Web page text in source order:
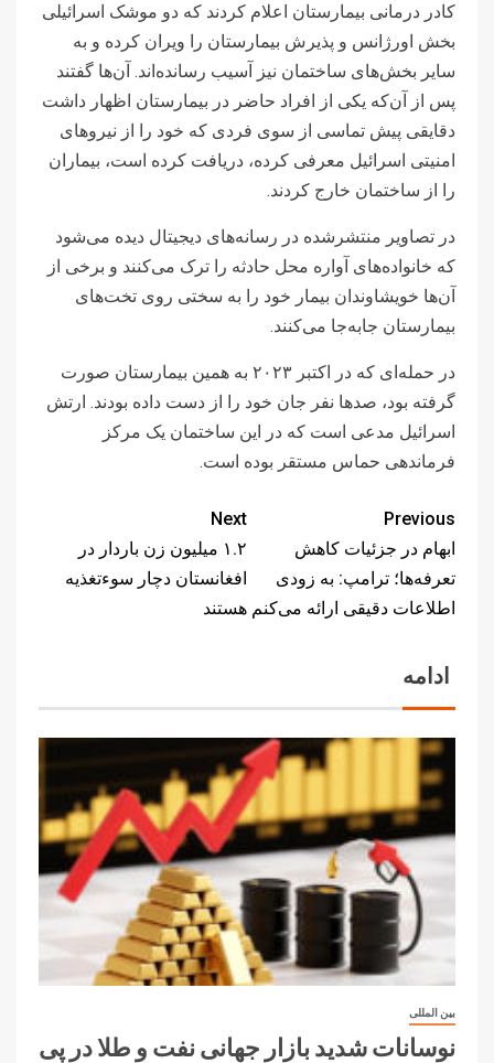
کادر درمانی بیمارستان اعلام کردند که دو موشک اسرائیلی
بخش اورژانس و پذیرش بیمارستان را ویران کرده و به
سایر بخش‌های ساختمان‌ نیز آسیب رسانده‌اند. آن‌ها گفتند
پس از آن‌که یکی از افراد حاضر در بیمارستان اظهار داشت
دقایقی پیش تماسی از سوی فردی که خود را از نیروهای
امنیتی اسرائیل معرفی کرده، دریافت کرده است، بیماران
را از ساختمان خارج کردند.
در تصاویر منتشرشده در رسانه‌های دیجیتال دیده می‌شود
که خانواده‌های آواره محل حادثه را ترک می‌کنند و برخی از
آن‌ها خویشاوندان بیمار خود را به سختی روی تخت‌های
بیمارستان جابه‌جا می‌کنند.
در حمله‌ای که در اکتبر ۲۰۲۳ به همین بیمارستان صورت
گرفته بود، صدها نفر جان خود را از دست داده بودند. ارتش
اسرائیل مدعی است که در این ساختمان یک مرکز
فرماندهی حماس مستقر بوده است.
Previous
ابهام در جزئیات کاهش
تعرفه‌ها؛ ترامپ: به زودی
اطلاعات دقیقی ارائه می‌کنم
Next
۱.۲ میلیون زن باردار در
افغانستان دچار سوءتغذیه
هستند
ادامه
بین المللی
نوسانات شدید بازار جهانی نفت و طلا در پی